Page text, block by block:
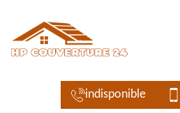
indisponible